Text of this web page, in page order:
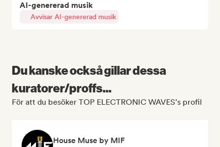
AI-genererad musik
Avvisar AI-genererad musik
Du kanske också gillar dessa
kuratorer/proffs...
För att du besöker TOP ELECTRONIC WAVES's profil
House Muse by MIF